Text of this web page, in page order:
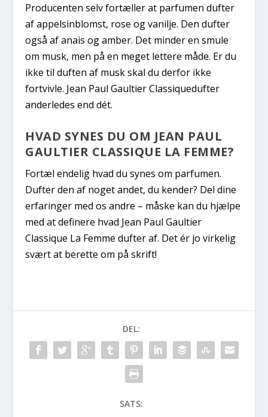
Producenten selv fortæller at parfumen dufter
af appelsinblomst, rose og vanilje. Den dufter
også af anais og amber. Det minder en smule
om musk, men på en meget lettere måde. Er du
ikke til duften af musk skal du derfor ikke
fortvivle. Jean Paul Gaultier Classiquedufter
anderledes end dét.
HVAD SYNES DU OM JEAN PAUL
GAULTIER CLASSIQUE LA FEMME?
Fortæl endelig hvad du synes om parfumen.
Dufter den af noget andet, du kender? Del dine
erfaringer med os andre – måske kan du hjælpe
med at definere hvad Jean Paul Gaultier
Classique La Femme dufter af. Det ér jo virkelig
svært at berette om på skrift!
DEL:
SATS: